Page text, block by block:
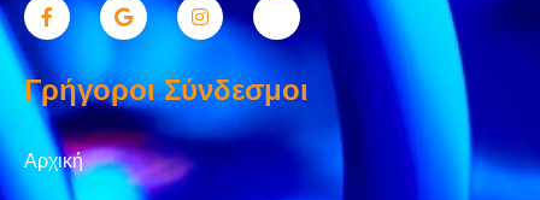
Γρήγοροι Σύνδεσμοι
Αρχική